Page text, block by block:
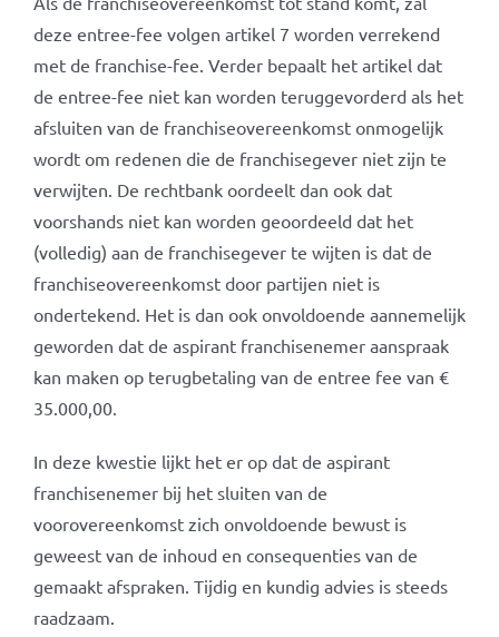
deze entree-fee volgen artikel 7 worden verrekend
met de franchise-fee. Verder bepaalt het artikel dat
de entree-fee niet kan worden teruggevorderd als het
afsluiten van de franchiseovereenkomst onmogelijk
wordt om redenen die de franchisegever niet zijn te
verwijten. De rechtbank oordeelt dan ook dat
voorshands niet kan worden geoordeeld dat het
(volledig) aan de franchisegever te wijten is dat de
franchiseovereenkomst door partijen niet is
ondertekend. Het is dan ook onvoldoende aannemelijk
geworden dat de aspirant franchisenemer aanspraak
kan maken op terugbetaling van de entree fee van €
35.000,00.
In deze kwestie lijkt het er op dat de aspirant
franchisenemer bij het sluiten van de
voorovereenkomst zich onvoldoende bewust is
geweest van de inhoud en consequenties van de
gemaakt afspraken. Tijdig en kundig advies is steeds
raadzaam.